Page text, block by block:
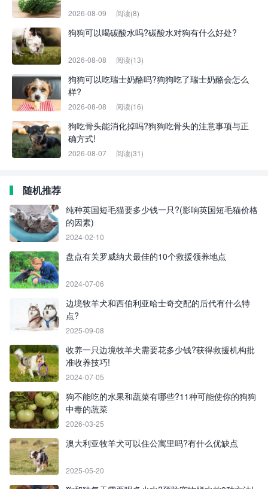
2026-08-09 阅读(8)
狗狗可以喝碳酸水吗?碳酸水对狗有什么好处?
2026-08-08 阅读(13)
狗狗可以吃瑞士奶酪吗?狗狗吃了瑞士奶酪会怎么
样?
2026-08-08 阅读(16)
狗吃骨头能消化掉吗?狗狗吃骨头的注意事项与正
确方式!
2026-08-07 阅读(31)
随机推荐
纯种英国短毛猫要多少钱一只?(影响英国短毛猫价格
的因素)
2024-02-10
盘点有关罗威纳犬最佳的10个救援领养地点
2024-07-06
边境牧羊犬和西伯利亚哈士奇交配的后代有什么特
点?
2025-09-08
收养一只边境牧羊犬需要花多少钱?获得救援机构批
准收养技巧!
2024-07-05
狗不能吃的水果和蔬菜有哪些?11种可能使你的狗狗
中毒的蔬菜
2026-03-25
澳大利亚牧羊犬可以住公寓里吗?有什么优缺点
2025-05-20